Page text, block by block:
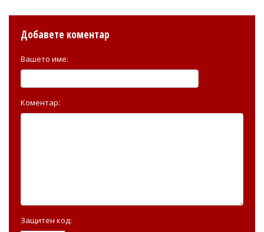
Добавете коментар
Вашето име:
Коментар:
Защитен код: